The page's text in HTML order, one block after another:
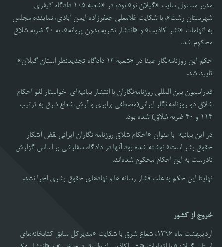
مدیر مسئول سایت «گیلان نو» بود، در «شعبه 105 دادگاه کیفری
شهرستان رشت»، با شکایت غلامعلی جعفرزاده ایمن آبادی، نماینده مجلس
به اتهامات «نشر اکاذیب» و «انتشار نشریه بدون پروانه»، به ۴۰ ضربه شلاق
محکوم شد.
حکم این روزنامه‌نگار عینا در «شعبه ۱۲ دادگاه تجدیدنظر استان گیلان»
تایید شد.
فدراسیون بین المللی روزنامه‌نگاران با انتشار بیانیه‌ای خواستار لغو احکام
شلاق دو روزنامه نگار ایرانی(مصطفی برابری و آرش شعاع شرق به ترتیب
114 و 40 ضربه شلاق) شده بود.
در این بیانیه با عنوان «احکام شلاق روزنامه نگاران ایرانی نقض آشکار
حقوق بشر است» نوشته شده بود آنها در دادگاه سفارشی بر اساس گزارش
نادرست به این احکام محکوم شده‌اند.
نهایتا این حکم به علت فشار رسانه ها و نهادهای حقوق بشری اجرا نشد.
خروج از کشور
اردیبهشت ماه 1396، شعاع شرق با شکایت «مدیرکل سابق کتابخانه‌های